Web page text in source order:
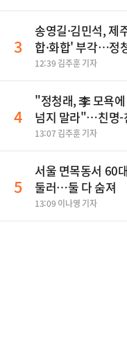
3
송영길·김민석, 제
합·화합' 부각…정
놓고 뻔뻔해"
12:39 김주훈 기자
4
"정청래, 李 모욕
넘지 말라"…친명-
보, 제주서 격돌
13:07 김주훈 기자
5
서울 면목동서 60
둘러…둘 다 숨져
13:09 이나영 기자